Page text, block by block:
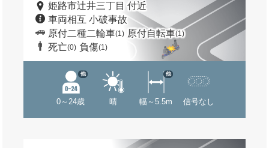
姫路市辻井三丁目 付近
車両相互 小破事故
原付二種二輪車(1) 原付自転車(1)
死亡(0) 負傷(1)
0～24歳
他
晴 幅～5.5m
他
信号なし